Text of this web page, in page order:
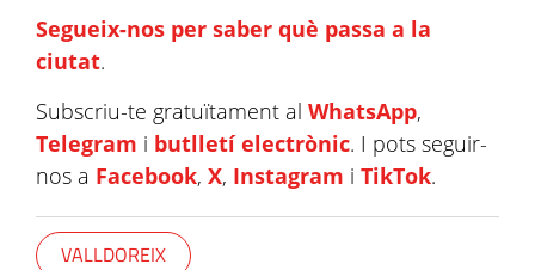
Segueix-nos per saber què passa a la
ciutat.
Subscriu-te gratuïtament al WhatsApp,
Telegram i butlletí electrònic. I pots seguir-
nos a Facebook, X, Instagram i TikTok.
VALLDOREIX